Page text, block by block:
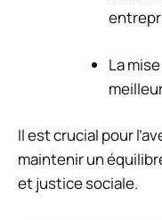
La
Il est crucial pour
maintenir un
et justice sociale.